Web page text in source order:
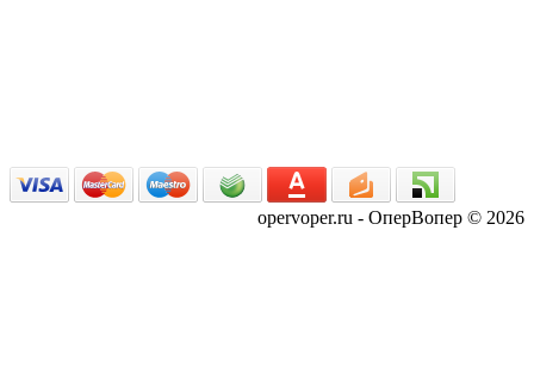
opervoper.ru - ОперВопер © 2026